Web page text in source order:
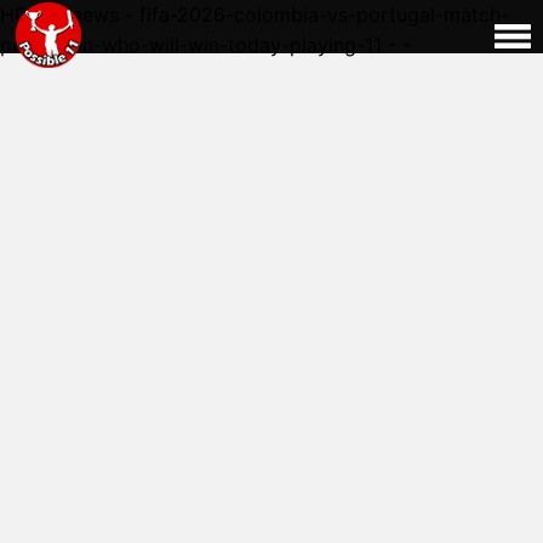
HERE - news - fifa-2026-colombia-vs-portugal-match-
prediction-who-will-win-today-playing-11 - -